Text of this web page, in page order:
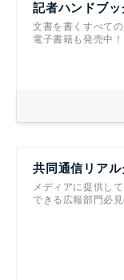
記者ハンドブッ
文書を書くすべて
電子書籍も発売中！
共同通信リア
メディアに提供し
できる広報部門必